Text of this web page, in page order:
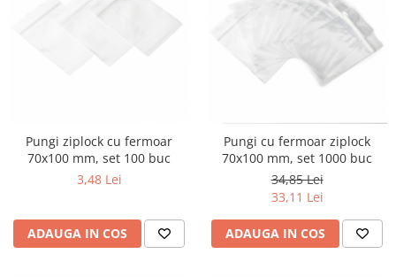
Pungi ziplock cu fermoar
70x100 mm, set 100 buc
3,48 Lei
ADAUGA IN COS
Pungi cu fermoar ziplock
70x100 mm, set 1000 buc
34,85 Lei
33,11 Lei
ADAUGA IN COS